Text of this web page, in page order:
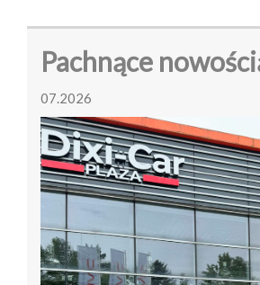
Pachnące
07.2026